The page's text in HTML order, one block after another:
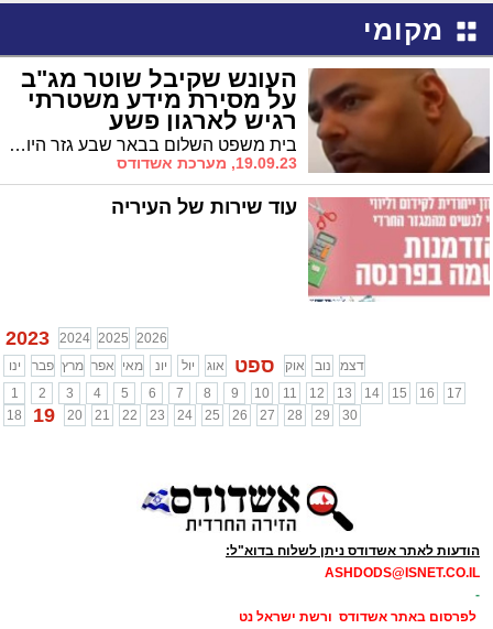
מקומי
העונש שקיבל שוטר מג"ב
על מסירת מידע משטרתי
רגיש לארגון פשע
בית משפט השלום בבאר שבע גזר היום על שוטר בסיירת מג"ב, שהורשע על פי הודאתו בהעברת מידע משטרתי חסוי לגורמים עבריינים בכירים, חמישה חודשי עבודות שירות, מאסר על תנאי וקנס כספי
19.09.23, מערכת אשדודס
עוד שירות של העיריה
2023 2024 2025 2026
ינו
פבר מרץ אפר מאי יונ יול אוג ספט אוק נוב
דצמ
1
2 3 4 5 6 7 8 9 10 11 12 13 14 15 16
17
18
19 20 21 22 23 24 25 26 27 28 29 30
הודעות לאתר אשדודס ניתן לשלוח בדוא"ל:
ASHDODS@ISNET.CO.IL
-
לפרסום באתר אשדודס ורשת ישראל נט